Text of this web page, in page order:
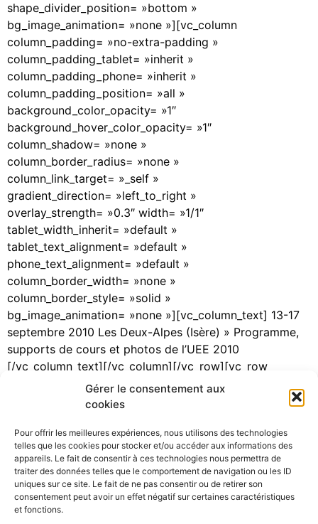
Gérer le consentement aux
cookies
Pour offrir les meilleures expériences, nous utilisons des technologies
telles que les cookies pour stocker et/ou accéder aux informations des
appareils. Le fait de consentir à ces technologies nous permettra de
traiter des données telles que le comportement de navigation ou les ID
uniques sur ce site. Le fait de ne pas consentir ou de retirer son
consentement peut avoir un effet négatif sur certaines caractéristiques
et fonctions.
shape_divider_position= »bottom »
bg_image_animation= »none »][vc_column
column_padding= »no-extra-padding »
column_padding_tablet= »inherit »
column_padding_phone= »inherit »
column_padding_position= »all »
background_color_opacity= »1″
background_hover_color_opacity= »1″
column_shadow= »none »
column_border_radius= »none »
column_link_target= »_self »
gradient_direction= »left_to_right »
overlay_strength= »0.3″ width= »1/1″
tablet_width_inherit= »default »
tablet_text_alignment= »default »
phone_text_alignment= »default »
column_border_width= »none »
column_border_style= »solid »
bg_image_animation= »none »][vc_column_text] 13-17
septembre 2010 Les Deux-Alpes (Isère) » Programme,
supports de cours et photos de l’UEE 2010
[/vc_column_text][/vc_column][/vc_row][vc_row
type= »in_container »
full_screen_row_position= »middle »
column_direction= »default » […]
©Pôle Alpin d’études et de recherche pour la prévention des